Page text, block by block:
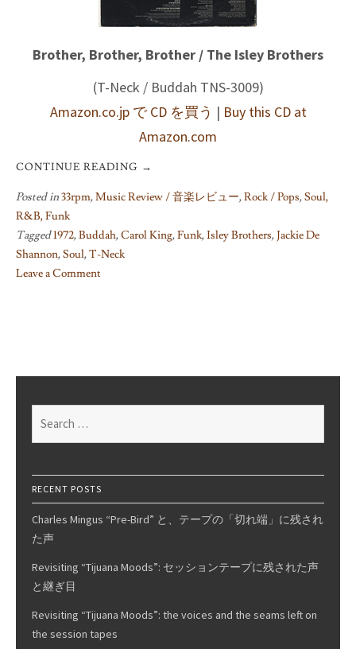
Brother, Brother, Brother / The Isley Brothers
(T-Neck / Buddah TNS-3009)
Amazon.co.jp で CD を買う | Buy this CD at
Amazon.com
CONTINUE READING →
Posted in33rpm,Music Review / 音楽レビュー,Rock / Pops,Soul,
R&B, Funk
Tagged1972,Buddah,Carol King,Funk,Isley Brothers,Jackie De
Shannon,Soul,T-Neck
Leave a Comment
Isley
Brothers
for:
RECENT POSTS
Charles Mingus “Pre-Bird” と、テープの「切れ端」に残され
た声
Revisiting “Tijuana Moods”: セッションテープに残された声
と継ぎ目
Revisiting “Tijuana Moods”: the voices and the seams left on
the session tapes